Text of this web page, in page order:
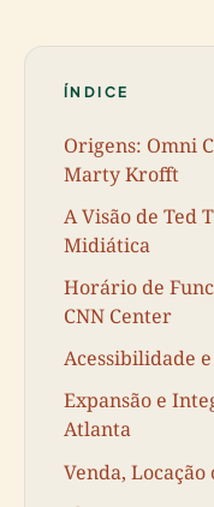
ÍNDICE
Origens: Omni
Marty Krofft
A Visão de Ted
Midiática
Horário de
CNN Center
Acessibilidade
Expansão e
Atlanta
Venda, Locação